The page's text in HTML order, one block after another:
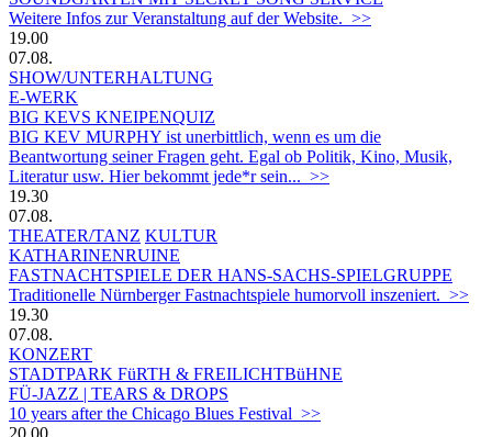
Weitere Infos zur Veranstaltung auf der Website. >>
19.00
07.08.
SHOW/UNTERHALTUNG
E-WERK
BIG KEVS KNEIPENQUIZ
BIG KEV MURPHY ist unerbittlich, wenn es um die
Beantwortung seiner Fragen geht. Egal ob Politik, Kino, Musik,
Literatur usw. Hier bekommt jede*r sein... >>
19.30
07.08.
THEATER/TANZ KULTUR
KATHARINENRUINE
FASTNACHTSPIELE DER HANS-SACHS-SPIELGRUPPE
Traditionelle Nürnberger Fastnachtspiele humorvoll inszeniert. >>
19.30
07.08.
KONZERT
STADTPARK FüRTH & FREILICHTBüHNE
FÜ-JAZZ | TEARS & DROPS
10 years after the Chicago Blues Festival >>
20.00